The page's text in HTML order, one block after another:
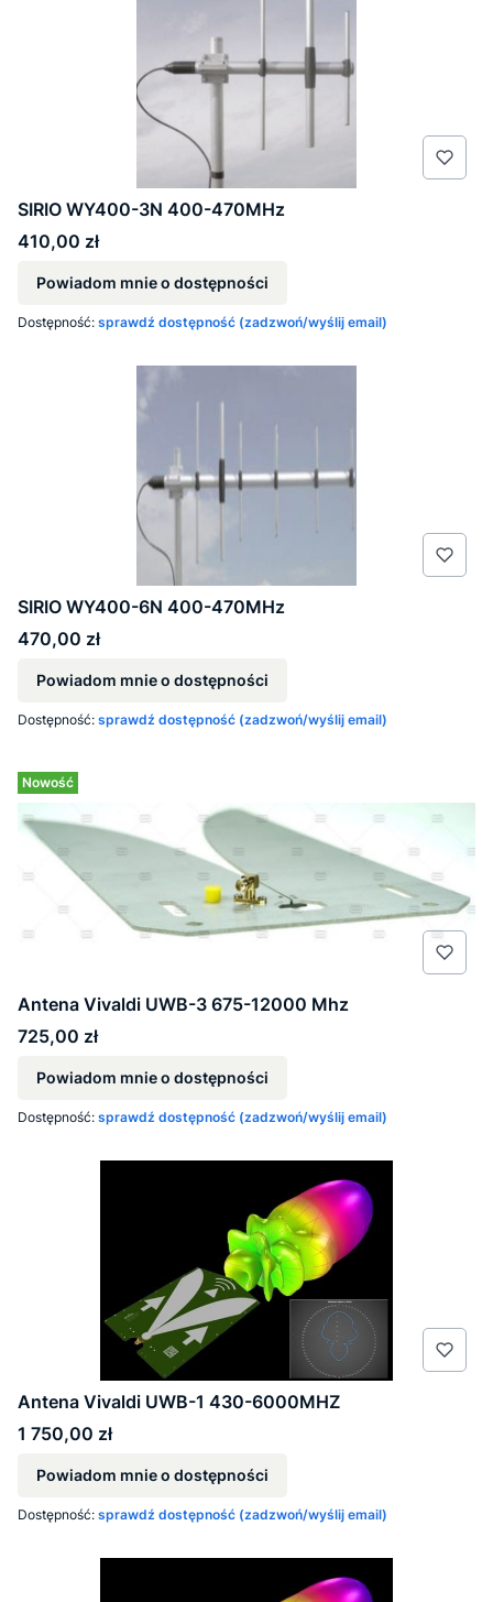
SIRIO WY400-3N 400-470MHz
Cena
410,00 zł
Powiadom mnie o dostępności
Dostępność: sprawdź dostępność (zadzwoń/wyślij email)
SIRIO WY400-6N 400-470MHz
Cena
470,00 zł
Powiadom mnie o dostępności
Dostępność: sprawdź dostępność (zadzwoń/wyślij email)
Nowość
Antena Vivaldi UWB-3 675-12000 Mhz
Cena
725,00 zł
Powiadom mnie o dostępności
Dostępność: sprawdź dostępność (zadzwoń/wyślij email)
Antena Vivaldi UWB-1 430-6000MHZ
Cena
1 750,00 zł
Powiadom mnie o dostępności
Dostępność: sprawdź dostępność (zadzwoń/wyślij email)